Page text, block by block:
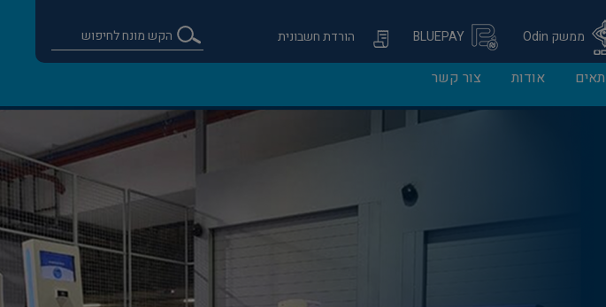
ממשק Odin BLUEPAY הורדת חשבונית
אודות צור קשר